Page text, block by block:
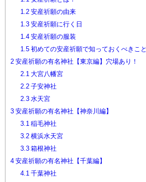
1.2安産祈願の由来
1.3安産祈願に行く日
1.4安産祈願の服装
1.5初めての安産祈願で知っておくべきこと
2 安産祈願の有名神社【東京編】穴場あり！
2.1
大宮八幡宮
2.2子安神社
2.3水天宮
3 安産祈願の有名神社【神奈川編】
3.1 稲毛神社
3.2横浜水天宮
3.3箱根神社
4 安産祈願の有名神社【千葉編】
4.1 千葉神社